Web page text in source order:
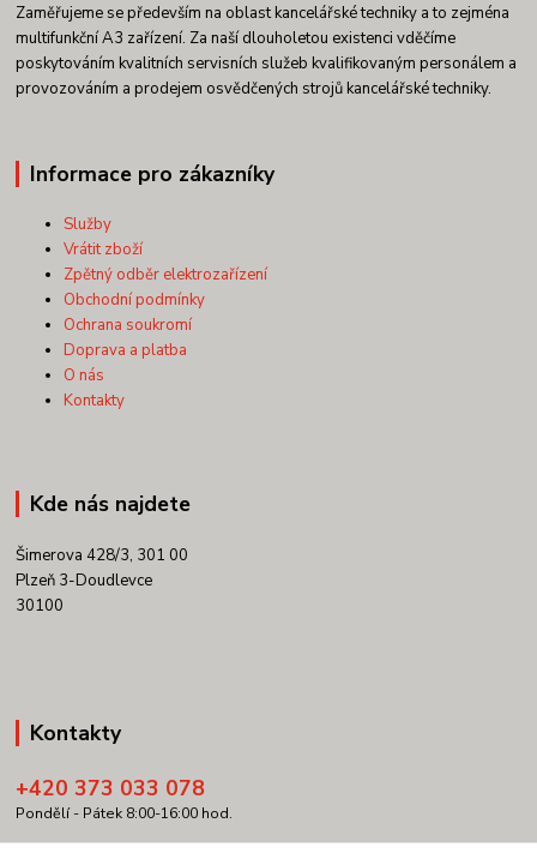
Zaměřujeme se především na oblast kancelářské techniky a to zejména
multifunkční A3 zařízení. Za naší dlouholetou existenci vděčíme
poskytováním kvalitních servisních služeb kvalifikovaným personálem a
provozováním a prodejem osvědčených strojů kancelářské techniky.
Informace pro zákazníky
Služby
Vrátit zboží
Zpětný odběr elektrozařízení
Obchodní podmínky
Ochrana soukromí
Doprava a platba
O nás
Kontakty
Kde nás najdete
Šimerova 428/3, 301 00
Plzeň 3-Doudlevce
30100
Kontakty
+420 373 033 078
Pondělí - Pátek 8:00-16:00 hod.